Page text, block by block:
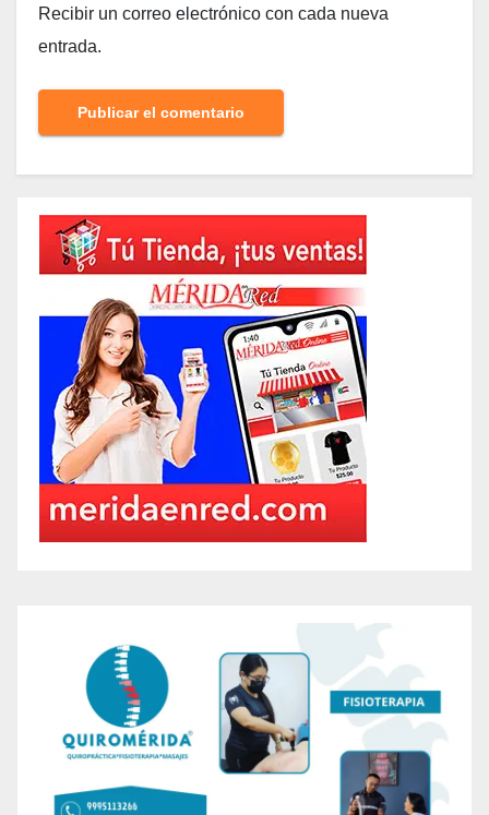
Recibir un correo electrónico con cada nueva
entrada.